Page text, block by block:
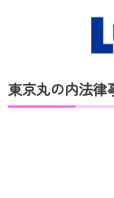
東京丸の内法律